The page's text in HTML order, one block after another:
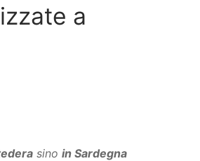
a
sino in Sardegna